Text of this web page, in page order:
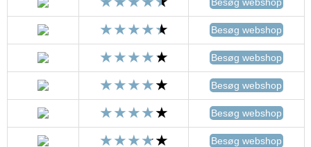
Besøg webshop
Besøg webshop
Besøg webshop
Besøg webshop
Besøg webshop